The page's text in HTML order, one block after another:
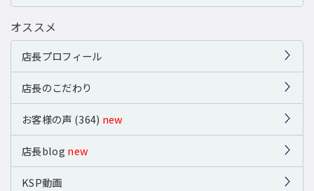
オススメ
店長プロフィール
店長のこだわり
お客様の声 (364) new
店長blog new
KSP動画